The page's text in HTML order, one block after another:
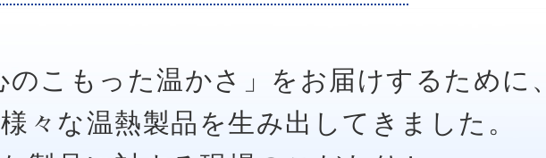
のこもった温かさ」をお届けするために、
々な温熱製品を生み出してきました。